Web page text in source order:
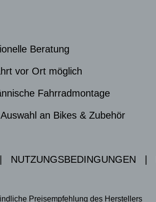
Beratung
vor Ort möglich
Fahrradmontage
an Bikes & Zubehör
NUTZUNGSBEDINGUNGEN
Preisempfehlung des Herstellers